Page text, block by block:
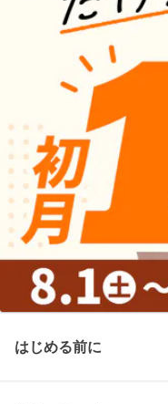
はじめる前に